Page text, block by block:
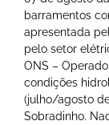
barramentos
apresentada
pelo setor
ONS –
condições
(julho/agosto
Sobradinho.